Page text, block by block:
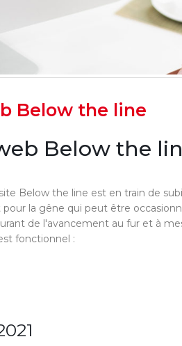
Below the line
Below the
Below the line est en train de
la gêne qui peut être
de l'avancement au fur et à
fonctionnel :